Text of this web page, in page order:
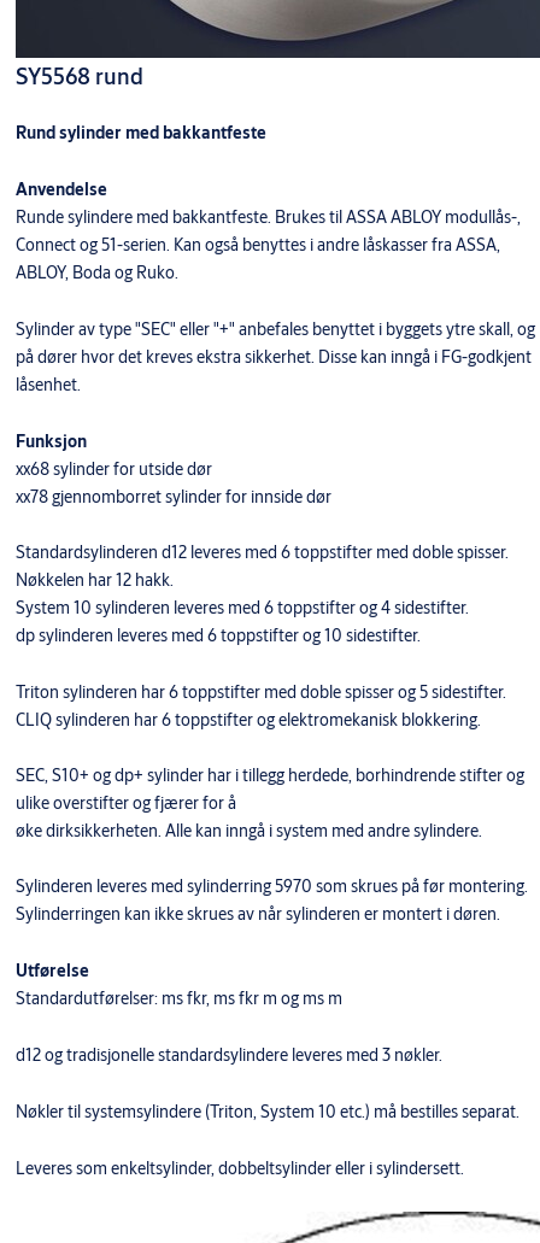
SY5568 rund
Rund sylinder med bakkantfeste
Anvendelse
Runde sylindere med bakkantfeste. Brukes til ASSA ABLOY modullås-,
Connect og 51-serien. Kan også benyttes i andre låskasser fra ASSA,
ABLOY, Boda og Ruko.
Sylinder av type "SEC" eller "+" anbefales benyttet i byggets ytre skall, og
på dører hvor det kreves ekstra sikkerhet. Disse kan inngå i FG-godkjent
låsenhet.
Funksjon
xx68 sylinder for utside dør
xx78 gjennomborret sylinder for innside dør
Standardsylinderen d12 leveres med 6 toppstifter med doble spisser.
Nøkkelen har 12 hakk.
System 10 sylinderen leveres med 6 toppstifter og 4 sidestifter.
dp sylinderen leveres med 6 toppstifter og 10 sidestifter.
Triton sylinderen har 6 toppstifter med doble spisser og 5 sidestifter.
CLIQ sylinderen har 6 toppstifter og elektromekanisk blokkering.
SEC, S10+ og dp+ sylinder har i tillegg herdede, borhindrende stifter og
ulike overstifter og fjærer for å
øke dirksikkerheten. Alle kan inngå i system med andre sylindere.
Sylinderen leveres med sylinderring 5970 som skrues på før montering.
Sylinderringen kan ikke skrues av når sylinderen er montert i døren.
Utførelse
Standardutførelser: ms fkr, ms fkr m og ms m
d12 og tradisjonelle standardsylindere leveres med 3 nøkler.
Nøkler til systemsylindere (Triton, System 10 etc.) må bestilles separat.
Leveres som enkeltsylinder, dobbeltsylinder eller i sylindersett.